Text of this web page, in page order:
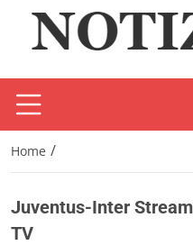
Home /
Juventus-Inter
TV